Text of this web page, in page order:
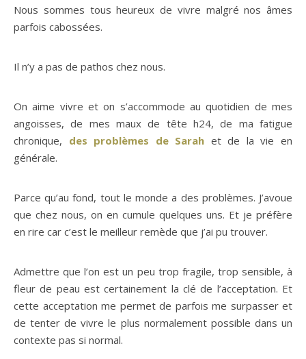
Nous sommes tous heureux de vivre malgré nos âmes
parfois cabossées.
Il n’y a pas de pathos chez nous.
On aime vivre et on s’accommode au quotidien de mes
angoisses, de mes maux de tête h24, de ma fatigue
chronique, des problèmes de Sarah et de la vie en
générale.
Parce qu’au fond, tout le monde a des problèmes. J’avoue
que chez nous, on en cumule quelques uns. Et je préfère
en rire car c’est le meilleur remède que j’ai pu trouver.
Admettre que l’on est un peu trop fragile, trop sensible, à
fleur de peau est certainement la clé de l’acceptation. Et
cette acceptation me permet de parfois me surpasser et
de tenter de vivre le plus normalement possible dans un
contexte pas si normal.